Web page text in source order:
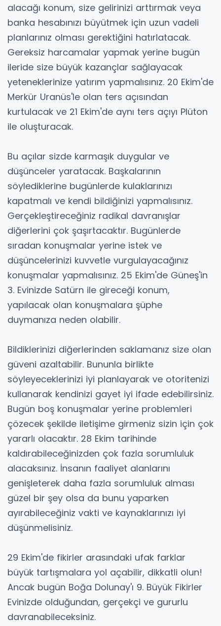
alacağı konum, size gelirinizi arttırmak veya
banka hesabınızı büyütmek için uzun vadeli
planlarınız olması gerektiğini hatırlatacak.
Gereksiz harcamalar yapmak yerine bugün
ileride size büyük kazançlar sağlayacak
yeteneklerinize yatırım yapmalısınız. 20 Ekim'de
Merkür Uranüs'le olan ters açısından
kurtulacak ve 21 Ekim'de aynı ters açıyı Plüton
ile oluşturacak.
Bu açılar sizde karmaşık duygular ve
düşünceler yaratacak. Başkalarının
söylediklerine bugünlerde kulaklarınızı
kapatmalı ve kendi bildiğinizi yapmalısınız.
Gerçekleştireceğiniz radikal davranışlar
diğerlerini çok şaşırtacaktır. Bugünlerde
sıradan konuşmalar yerine istek ve
düşüncelerinizi kuvvetle vurgulayacağınız
konuşmalar yapmalısınız. 25 Ekim'de Güneş'in
3. Evinizde Satürn ile gireceği konum,
yapılacak olan konuşmalara şüphe
duymanıza neden olabilir.
Bildiklerinizi diğerlerinden saklamanız size olan
güveni azaltabilir. Bununla birlikte
söyleyeceklerinizi iyi planlayarak ve otoritenizi
kullanarak kendinizi gayet iyi ifade edebilirsiniz.
Bugün boş konuşmalar yerine problemleri
çözecek şekilde iletişime girmeniz sizin için çok
yararlı olacaktır. 28 Ekim tarihinde
kaldırabileceğinizden çok fazla sorumluluk
alacaksınız. İnsanın faaliyet alanlarını
genişleterek daha fazla sorumluluk alması
güzel bir şey olsa da bunu yaparken
ayırabileceğiniz vakti ve kaynaklarınızı iyi
düşünmelisiniz.
29 Ekim'de fikirler arasındaki ufak farklar
büyük tartışmalara yol açabilir, dikkatli olun!
Ancak bugün Boğa Dolunay'ı 9. Büyük Fikirler
Evinizde olduğundan, gerçekçi ve gururlu
davranabileceksiniz.